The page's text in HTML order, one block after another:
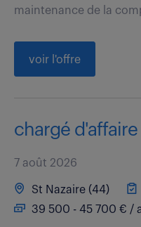
maintenance de la
voir l'offre
chargé
7 août 2026
St Nazaire (44)
39 500 - 45 700 € /